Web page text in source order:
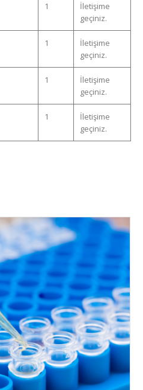
1
İletişime
geçiniz.
1
İletişime
geçiniz.
1
İletişime
geçiniz.
1
İletişime
geçiniz.